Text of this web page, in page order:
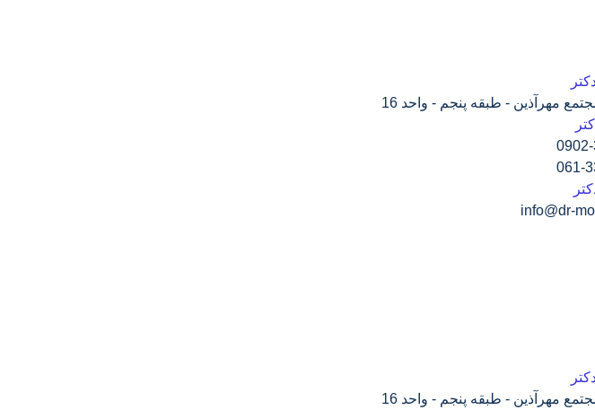
مهرآذین - طبقه پنجم - واحد 16
061-
info@dr-
مهرآذین - طبقه پنجم - واحد 16